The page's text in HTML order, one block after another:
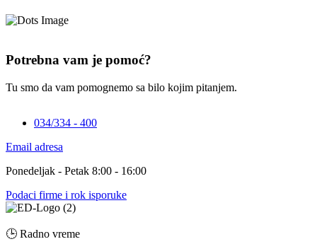
Potrebna vam je pomoć?
Tu smo da vam pomognemo sa bilo kojim pitanjem.
034/334 - 400
Email adresa
Ponedeljak - Petak 8:00 - 16:00
Podaci firme i rok isporuke
🕒 Radno vreme